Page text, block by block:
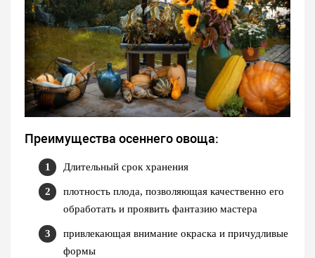
Преимущества осеннего овоща:
Длительный срок хранения
плотность плода, позволяющая качественно его
обработать и проявить фантазию мастера
привлекающая внимание окраска и причудливые
формы